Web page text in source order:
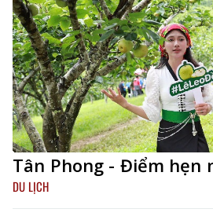
Tân Phong - Điểm hẹn
DU LỊCH